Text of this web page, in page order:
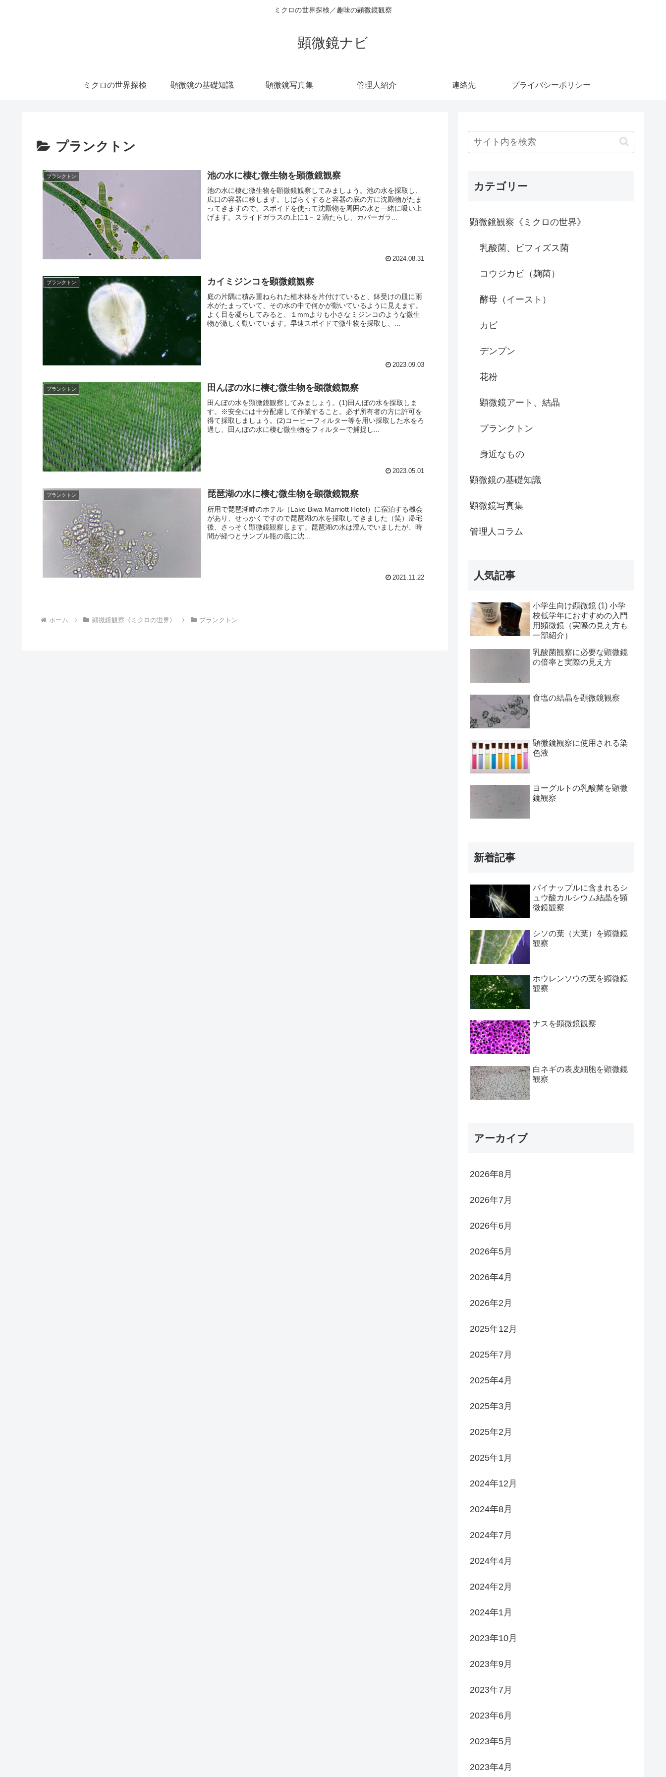
ミクロの世界探検／趣味の顕微鏡観察
顕微鏡ナビ
ミクロの世界探検 顕微鏡の基礎知識 顕微鏡写真集 管理人紹介 連絡先 プライバシーポリシー
プランクトン
プランクトン 池の水に棲む微生物を顕微鏡観察
池の水に棲む微生物を顕微鏡観察してみましょう。池の水を採取し、
広口の容器に移します。しばらくすると容器の底の方に沈殿物がたま
ってきますので、スポイドを使って沈殿物を周囲の水と一緒に吸い上
げます。スライドガラスの上に1－２滴たらし、カバーガラ...
2024.08.31
プランクトン カイミジンコを顕微鏡観察
庭の片隅に積み重ねられた植木鉢を片付けていると、鉢受けの皿に雨
水がたまっていて、その水の中で何かが動いているように見えます。
よく目を凝らしてみると、１mmよりも小さなミジンコのような微生
物が激しく動いています。早速スポイドで微生物を採取し、...
2023.09.03
プランクトン 田んぼの水に棲む微生物を顕微鏡観察
田んぼの水を顕微鏡観察してみましょう。(1)田んぼの水を採取しま
す。※安全には十分配慮して作業すること。必ず所有者の方に許可を
得て採取しましょう。(2)コーヒーフィルター等を用い採取した水をろ
過し、田んぼの水に棲む微生物をフィルターで捕捉し...
2023.05.01
プランクトン 琵琶湖の水に棲む微生物を顕微鏡観察
所用で琵琶湖畔のホテル（Lake Biwa Marriott Hotel）に宿泊する機会
があり、せっかくですので琵琶湖の水を採取してきました（笑）帰宅
後、さっそく顕微鏡観察します。琵琶湖の水は澄んでいましたが、時
間が経つとサンプル瓶の底に沈...
2021.11.22
ホーム 顕微鏡観察《ミクロの世界》 プランクトン
カテゴリー
顕微鏡観察《ミクロの世界》
乳酸菌、ビフィズス菌
コウジカビ（麹菌）
酵母（イースト）
カビ
デンプン
花粉
顕微鏡アート、結晶
プランクトン
身近なもの
顕微鏡の基礎知識
顕微鏡写真集
管理人コラム
人気記事
小学生向け顕微鏡 (1) 小学
校低学年におすすめの入門
用顕微鏡（実際の見え方も
一部紹介）
乳酸菌観察に必要な顕微鏡
の倍率と実際の見え方
食塩の結晶を顕微鏡観察
顕微鏡観察に使用される染
色液
ヨーグルトの乳酸菌を顕微
鏡観察
新着記事
パイナップルに含まれるシ
ュウ酸カルシウム結晶を顕
微鏡観察
シソの葉（大葉）を顕微鏡
観察
ホウレンソウの葉を顕微鏡
観察
ナスを顕微鏡観察
白ネギの表皮細胞を顕微鏡
観察
アーカイブ
2026年8月
2026年7月
2026年6月
2026年5月
2026年4月
2026年2月
2025年12月
2025年7月
2025年4月
2025年3月
2025年2月
2025年1月
2024年12月
2024年8月
2024年7月
2024年4月
2024年2月
2024年1月
2023年10月
2023年9月
2023年7月
2023年6月
2023年5月
2023年4月